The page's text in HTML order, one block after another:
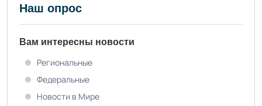
Наш опрос
Вам интересны новости
Региональные
Федеральные
Новости в Мире